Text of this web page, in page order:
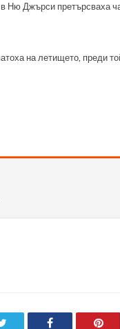
в Ню Джърси претърсваха
на летището, преди
Facebook